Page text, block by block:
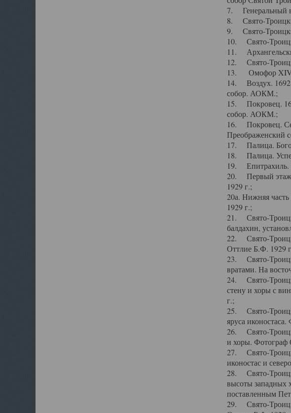
7. Генеральный
8. Свято-
9. Свято-
10. Свято-
11.
12. Свято-
13. Омофор
14. Воздух. 1692
собор. АОКМ.;
15. Покровец.
собор. АОКМ.;
16. Покровец. Се
Преображенский
17. Палица.
18. Палица.
19.
20. Первый этаж
1929 г.;
20а. Нижняя
1929 г.;
21. Свято-
балдахин,
22. Свято-
Оттлие Б.Ф. 1929
23. Свято-
вратами. На
24. Свято-
стену и хоры с
г.;
25. Свято-
яруса
26. Свято-
и хоры. Фотограф
27. Свято-
иконостас и
28. Свято-
высоты западных
поставленным
29. Свято-